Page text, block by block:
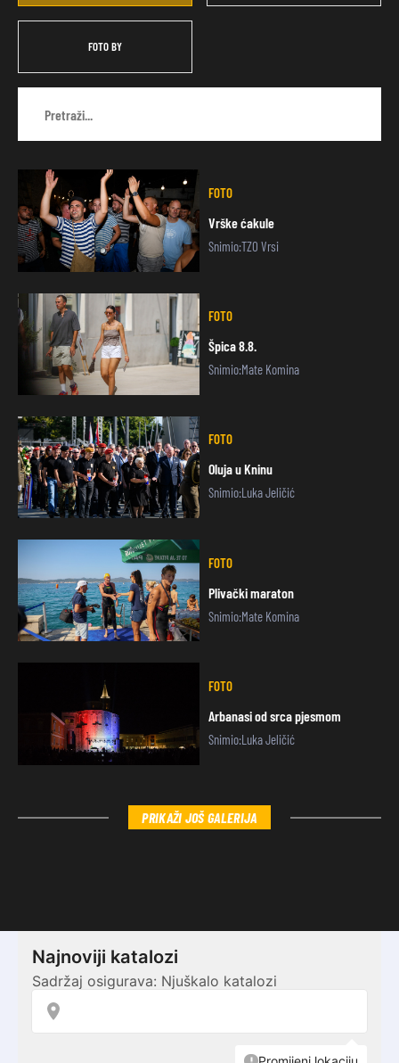
FOTO BY
FOTO
Vrške ćakule
Snimio:TZO Vrsi
FOTO
Špica 8.8.
Snimio:Mate Komina
FOTO
Oluja u Kninu
Snimio:Luka Jeličić
FOTO
Plivački maraton
Snimio:Mate Komina
FOTO
Arbanasi od srca pjesmom
Snimio:Luka Jeličić
PRIKAŽI JOŠ GALERIJA